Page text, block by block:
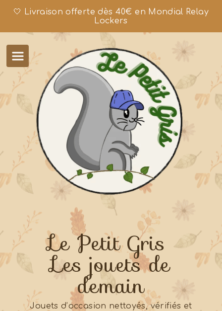
🤍 Livraison offerte dès 40€ en Mondial Relay
Lockers
Le Petit Gris
Les jouets de
demain
Jouets d’occasion nettoyés, vérifiés et